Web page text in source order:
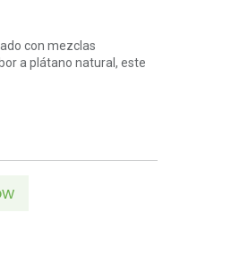
con mezclas
a plátano natural, este